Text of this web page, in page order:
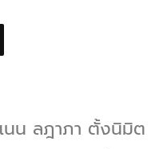
น ลฎาภา ตั้งนิมิต